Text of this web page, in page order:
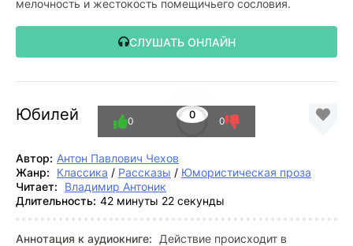
мелочность и жестокость помещичьего сословия.
СЛУШАТЬ ОНЛАЙН
Юбилей 0
0 0
Автор: Антон Павлович Чехов
Жанр:
Классика / Рассказы / Юмористическая проза
Читает:
Владимир Антоник
Длительность: 42 минуты 22 секунды
Аннотация к аудиокниге:
Действие происходит в